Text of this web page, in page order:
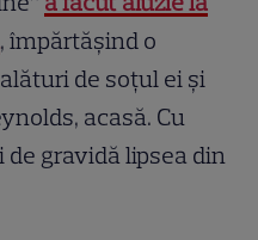
, împărtășind o
de soțul ei și
acasă. Cu
gravidă lipsea din